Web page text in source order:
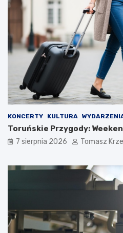
KONCERTY KULTURA
Toruńskie Przygody:
7 sierpnia 2026 Tomasz